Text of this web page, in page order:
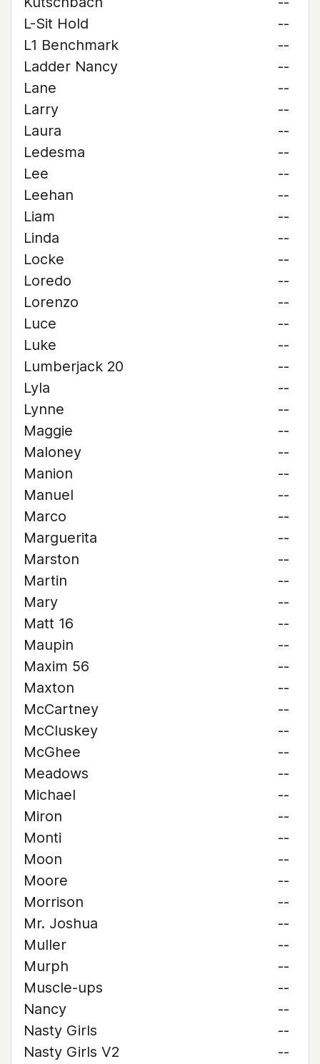
L-Sit Hold
--
L1 Benchmark
--
Ladder Nancy
--
Lane
--
Larry
--
Laura
--
Ledesma
--
Lee
--
Leehan
--
Liam
--
Linda
--
Locke
--
Loredo
--
Lorenzo
--
Luce
--
Luke
--
Lumberjack 20
--
Lyla
--
Lynne
--
Maggie
--
Maloney
--
Manion
--
Manuel
--
Marco
--
Marguerita
--
Marston
--
Martin
--
Mary
--
Matt 16
--
Maupin
--
Maxim 56
--
Maxton
--
McCartney
--
McCluskey
--
McGhee
--
Meadows
--
Michael
--
Miron
--
Monti
--
Moon
--
Moore
--
Morrison
--
Mr. Joshua
--
Muller
--
Murph
--
Muscle-ups
--
Nancy
--
Nasty Girls
--
Nasty Girls V2
--